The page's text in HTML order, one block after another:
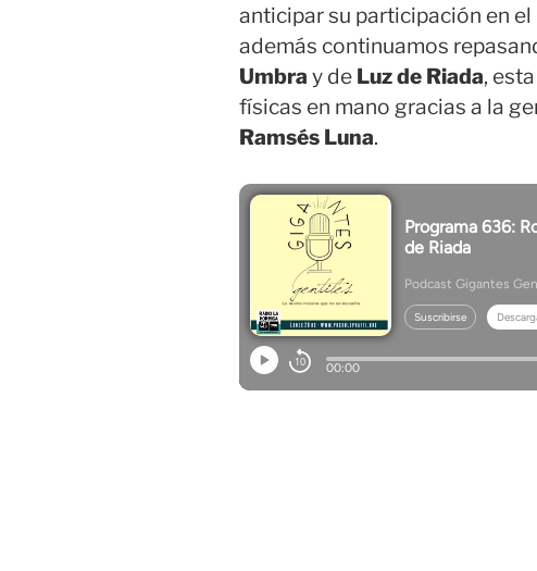
anticipar su participación en el
además continuamos
Umbra y de Luz de Riada,
físicas en mano gracias a la
Ramsés Luna.